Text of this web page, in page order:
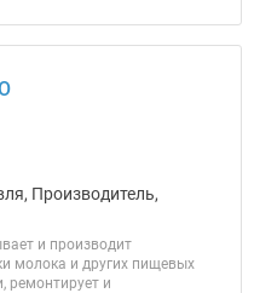
Производитель,
и производит
молока и других пищевых
ремонтирует и